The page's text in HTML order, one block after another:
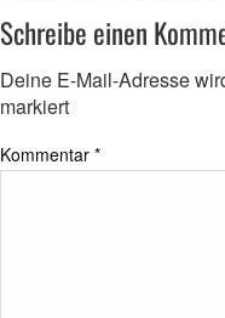
Schreibe einen
Deine E-Mail-Adresse
markiert
Kommentar *